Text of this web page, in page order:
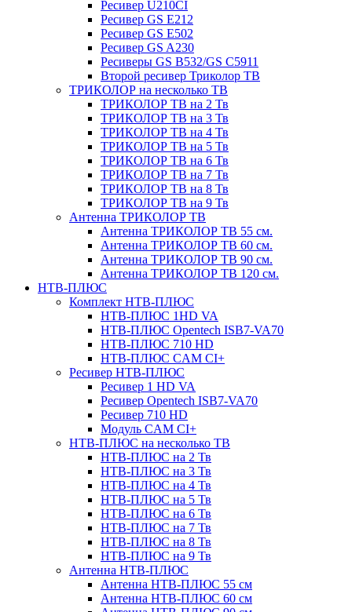
Ресивер U210CI
Ресивер GS E212
Ресивер GS E502
Ресивер GS A230
Ресиверы GS B532/GS C5911
Второй ресивер Триколор ТВ
ТРИКОЛОР на несколько ТВ
ТРИКОЛОР ТВ на 2 Тв
ТРИКОЛОР ТВ на 3 Тв
ТРИКОЛОР ТВ на 4 Тв
ТРИКОЛОР ТВ на 5 Тв
ТРИКОЛОР ТВ на 6 Тв
ТРИКОЛОР ТВ на 7 Тв
ТРИКОЛОР ТВ на 8 Тв
ТРИКОЛОР ТВ на 9 Тв
Антенна ТРИКОЛОР ТВ
Антенна ТРИКОЛОР ТВ 55 см.
Антенна ТРИКОЛОР ТВ 60 см.
Антенна ТРИКОЛОР ТВ 90 см.
Антенна ТРИКОЛОР ТВ 120 см.
НТВ-ПЛЮС
Комплект НТВ-ПЛЮС
НТВ-ПЛЮС 1HD VA
НТВ-ПЛЮС Opentech ISB7-VA70
НТВ-ПЛЮС 710 HD
НТВ-ПЛЮС CAM CI+
Ресивер НТВ-ПЛЮС
Ресивер 1 HD VA
Ресивер Opentech ISB7-VA70
Ресивер 710 HD
Модуль CAM CI+
НТВ-ПЛЮС на несколько ТВ
НТВ-ПЛЮС на 2 Тв
НТВ-ПЛЮС на 3 Тв
НТВ-ПЛЮС на 4 Тв
НТВ-ПЛЮС на 5 Тв
НТВ-ПЛЮС на 6 Тв
НТВ-ПЛЮС на 7 Тв
НТВ-ПЛЮС на 8 Тв
НТВ-ПЛЮС на 9 Тв
Антенна НТВ-ПЛЮС
Антенна НТВ-ПЛЮС 55 см
Антенна НТВ-ПЛЮС 60 см